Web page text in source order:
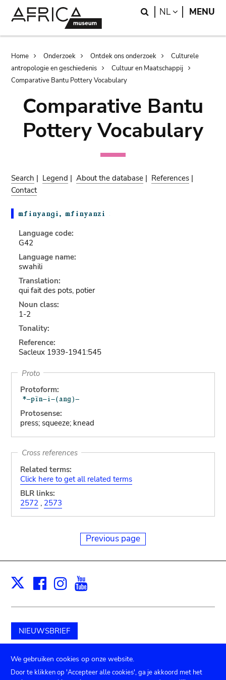
Search
NL LANGUAGE
MENU
Breadcrumb
Home Onderzoek Ontdek ons onderzoek
Culturele
antropologie en geschiedenis
Cultuur en Maatschappij
Comparative Bantu Pottery Vocabulary
Comparative Bantu
Pottery Vocabulary
Search | Legend |About the database | References |
Contact
Language code:
G42
Language name:
swahili
Translation:
qui fait des pots, potier
Noun class:
1-2
Tonality:
Reference:
Sacleux 1939-1941:545
Proto
Protoform:
Protosense:
press; squeeze; knead
Cross references
Related terms:
Click here to get all related terms
BLR links:
2572 , 2573
Previous page
X Facebook
Instagram
NIEUWSBRIEF
Schenk aan het museum
We gebruiken cookies op onze website.
Door te klikken op 'Accepteer alle cookies', ga je akkoord met het